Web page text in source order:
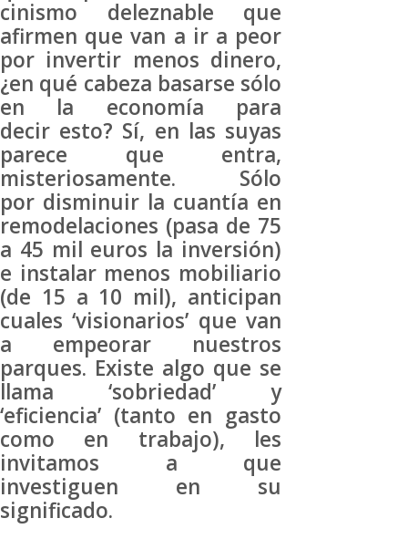
cinismo deleznable que
afirmen que van a ir a peor
por invertir menos dinero,
¿en qué cabeza basarse sólo
en la economía para
decir esto? Sí, en las suyas
parece que entra,
misteriosamente. Sólo
por disminuir la cuantía en
remodelaciones (pasa de 75
a 45 mil euros la inversión)
e instalar menos mobiliario
(de 15 a 10 mil), anticipan
cuales ‘visionarios’ que van
a empeorar nuestros
parques. Existe algo que se
llama ‘sobriedad’ y
‘eficiencia’ (tanto en gasto
como en trabajo), les
invitamos a que
investiguen en su
significado.